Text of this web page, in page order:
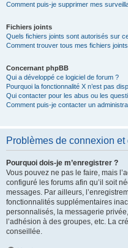
Comment puis-je supprimer mes
Fichiers joints
Quels fichiers joints sont autorisés sur
Comment trouver tous mes fichiers
Concernant phpBB
Qui a développé ce logiciel de forum ?
Pourquoi la fonctionnalité X n’est pas
Qui contacter pour les abus ou les
Comment puis-je contacter un
Problèmes de connexion et
Pourquoi dois-je m’enregistrer ?
Vous pouvez ne pas le faire, mais
configuré les forums afin qu’il soit
messages. Par ailleurs,
fonctionnalités supplémentaires
personnalisés, la messagerie
l’adhésion à des groupes, etc. La
conseillée.